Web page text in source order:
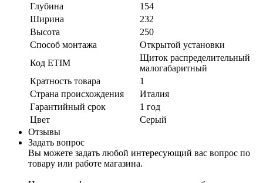
Глубина
154
Ширина
232
Высота
250
Способ монтажа
Открытой установки
Код ETIM
Щиток распределительный
малогабаритный
Кратность товара
1
Страна происхождения
Италия
Гарантийный срок
1 год
Цвет
Серый
Отзывы
Задать вопрос
Вы можете задать любой интересующий вас вопрос по
товару или работе магазина.